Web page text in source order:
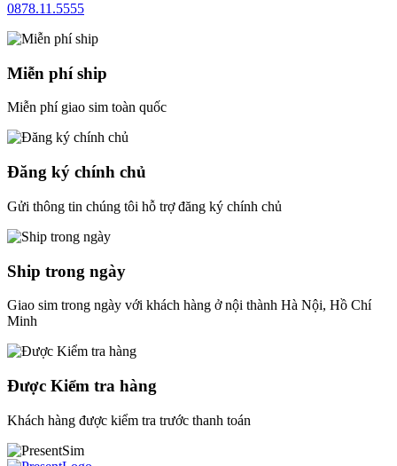
0878.11.5555
Miễn phí ship
Miễn phí giao sim toàn quốc
Đăng ký chính chủ
Gửi thông tin chúng tôi hỗ trợ đăng ký chính chủ
Ship trong ngày
Giao sim trong ngày với khách hàng ở nội thành Hà Nội, Hồ Chí
Minh
Được Kiểm tra hàng
Khách hàng được kiểm tra trước thanh toán